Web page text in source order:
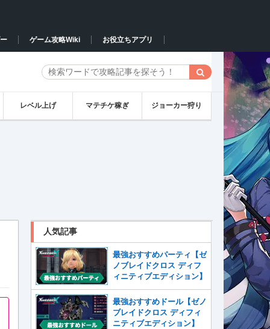
ゲーム攻略Wiki お役立ちアプリ
レベル上げ マテチケ稼ぎ ジョーカー狩り
人気記事
最強おすすめパーティ【ゼ
ノブレイドクロス ディフ
ィニティブエディション】
最強おすすめドール【ゼノ
ブレイドクロス ディフィ
ニティブエディション】